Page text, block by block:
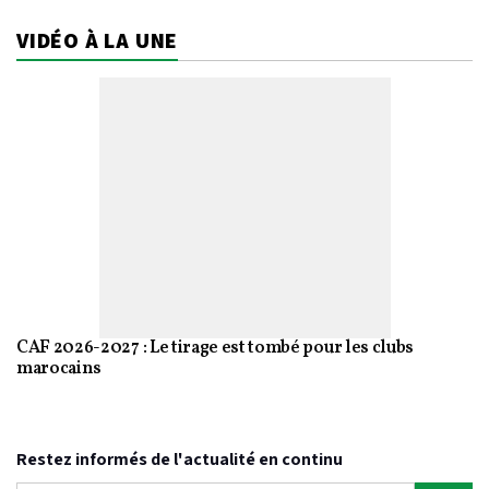
VIDÉO À LA UNE
CAF 2026-2027 : Le tirage est tombé pour les clubs
marocains
Restez informés de l'actualité en continu